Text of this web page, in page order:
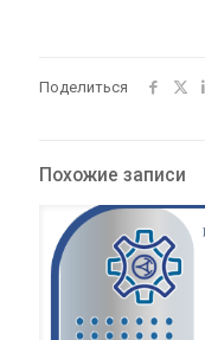
Поделиться
Похожие записи